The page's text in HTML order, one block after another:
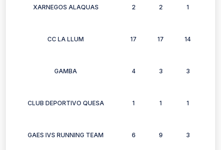
XARNEGOS ALAQUAS 2 2 1
CC LA LLUM 17 17 14
GAMBA 4 3 3
CLUB DEPORTIVO QUESA 1 1 1
GAES IVS RUNNING TEAM 6 9 3